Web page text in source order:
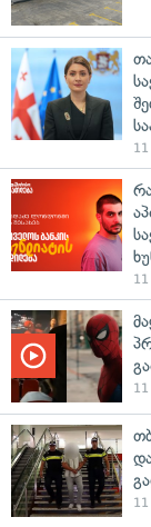
11
11
11
11